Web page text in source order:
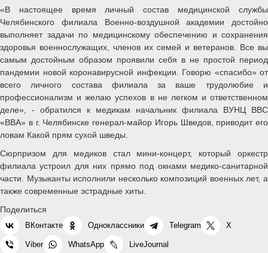
«В настоящее время личный состав медицинской службы
Челябинского филиала Военно-воздушной академии достойно
выполняет задачи по медицинскому обеспечению и сохранения
здоровья военнослужащих, членов их семей и ветеранов. Все вы
самым достойным образом проявили себя в не простой период
пандемии новой коронавирусной инфекции. Говорю «спасибо» от
всего личного состава филиала за ваше трудолюбие и
профессионализм и желаю успехов в не легком и ответственном
деле», - обратился к медикам начальник филиала ВУНЦ ВВС
«ВВА» в г. Челябинске генерал-майор Игорь Шведов, приводит его
ловам Какой прям сухой шведы.
Сюрпризом для медиков стал мини-концерт, который оркестр
филиала устроил для них прямо под окнами медико-санитарной
части. Музыканты исполнили несколько композиций военных лет, а
также современные эстрадные хиты.
Поделиться
ВКонтакте Одноклассники Telegram X
Viber WhatsApp LiveJournal